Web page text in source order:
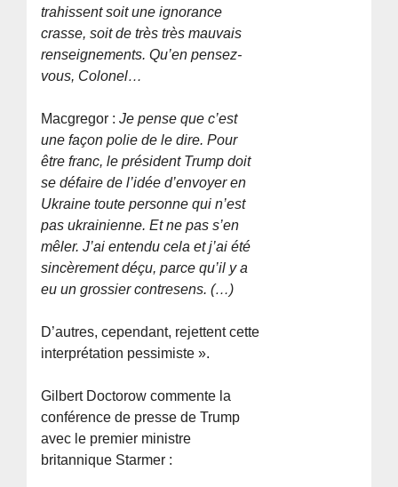
trahissent soit une ignorance
crasse, soit de très très mauvais
renseignements. Qu’en pensez-
vous, Colonel…
Macgregor :Je pense que c’est
une façon polie de le dire. Pour
être franc, le président Trump doit
se défaire de l’idée d’envoyer en
Ukraine toute personne qui n’est
pas ukrainienne. Et ne pas s’en
mêler. J’ai entendu cela et j’ai été
sincèrement déçu, parce qu’il y a
eu un grossier contresens. (…)
D’autres, cependant, rejettent cette
interprétation pessimiste ».
Gilbert Doctorow commente la
conférence de presse de Trump
avec le premier ministre
britannique Starmer :